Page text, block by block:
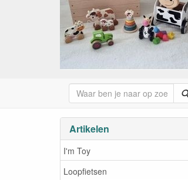
Artikelen
I'm Toy
Loopfietsen